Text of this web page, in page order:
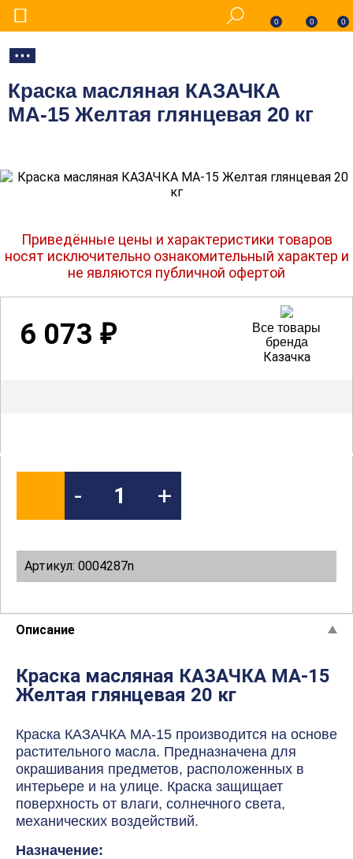
0 0 0
Краска масляная КАЗАЧКА
МА-15 Желтая глянцевая 20 кг
Приведённые цены и характеристики товаров
носят исключительно ознакомительный характер и
не являются публичной офертой
6 073₽
Все товары
бренда
Казачка
- +
Артикул: 0004287n
Описание
Краска масляная КАЗАЧКА МА-15
Желтая глянцевая 20 кг
Краска КАЗАЧКА МА-15 производится на основе
растительного масла. Предназначена для
окрашивания предметов, расположенных в
интерьере и на улице. Краска защищает
поверхность от влаги, солнечного света,
механических воздействий.
Назначение: